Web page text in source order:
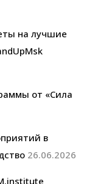
на лучшие
от «Сила
в
26.06.2026